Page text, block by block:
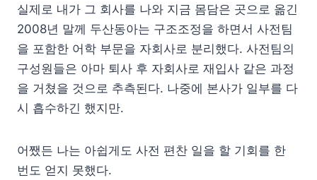
실제로 내가 그 회사를 나와 지금 몸담은 곳으로 옮긴
2008년 말께 두산동아는 구조조정을 하면서 사전팀
을 포함한 어학 부문을 자회사로 분리했다. 사전팀의
구성원들은 아마 퇴사 후 자회사로 재입사 같은 과정
을 거쳤을 것으로 추측된다. 나중에 본사가 일부를 다
시 흡수하긴 했지만.
어쨌든 나는 아쉽게도 사전 편찬 일을 할 기회를 한
번도 얻지 못했다.